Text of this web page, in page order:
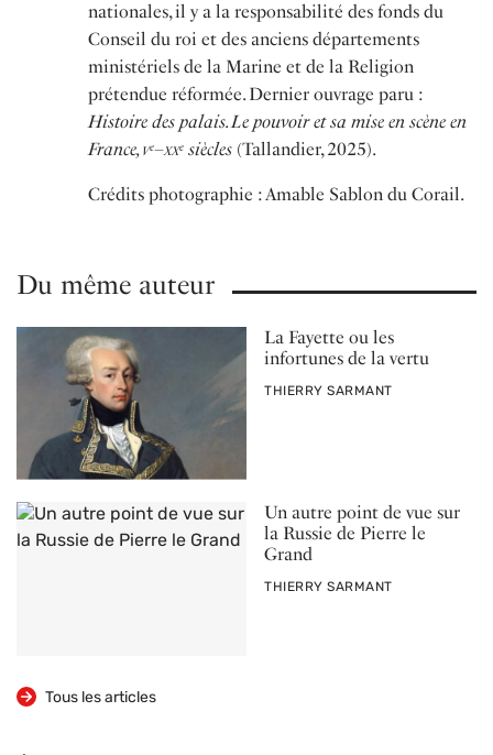
nationales, il y a la responsabilité des fonds du
Conseil du roi et des anciens départements
ministériels de la Marine et de la Religion
prétendue réformée. Dernier ouvrage paru :
Histoire des palais. Le pouvoir et sa mise en scène en
France,ve–xxe siècles (Tallandier, 2025).
Crédits photographie : Amable Sablon du Corail.
Du même auteur
La Fayette ou les
infortunes de la vertu
PAR
THIERRY SARMANT
Un autre point de vue sur
la Russie de Pierre le
Grand
PAR
THIERRY SARMANT
Tous les articles